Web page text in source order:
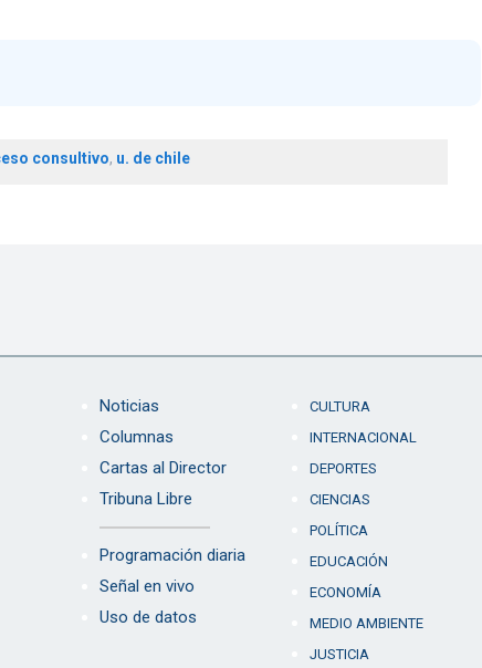
consultivo, u. de chile
Noticias
Columnas
Cartas al Director
Tribuna Libre
Programación diaria
Señal en vivo
Uso de datos
CULTURA
INTERNACIONAL
DEPORTES
CIENCIAS
POLÍTICA
EDUCACIÓN
ECONOMÍA
MEDIO AMBIENTE
JUSTICIA